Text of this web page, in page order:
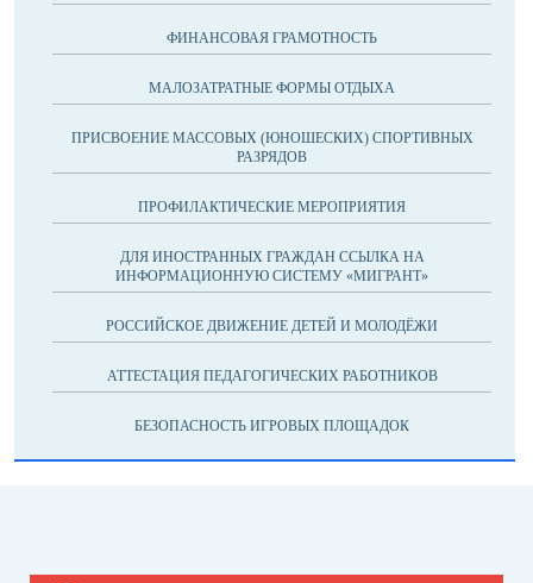
ФИНАНСОВАЯ ГРАМОТНОСТЬ
МАЛОЗАТРАТНЫЕ ФОРМЫ ОТДЫХА
ПРИСВОЕНИЕ МАССОВЫХ (ЮНОШЕСКИХ) СПОРТИВНЫХ
РАЗРЯДОВ
ПРОФИЛАКТИЧЕСКИЕ МЕРОПРИЯТИЯ
ДЛЯ ИНОСТРАННЫХ ГРАЖДАН ССЫЛКА НА
ИНФОРМАЦИОННУЮ СИСТЕМУ «МИГРАНТ»
РОССИЙСКОЕ ДВИЖЕНИЕ ДЕТЕЙ И МОЛОДЁЖИ
АТТЕСТАЦИЯ ПЕДАГОГИЧЕСКИХ РАБОТНИКОВ
БЕЗОПАСНОСТЬ ИГРОВЫХ ПЛОЩАДОК